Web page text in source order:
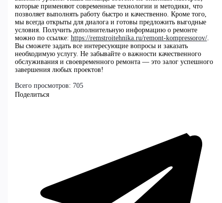
которые применяют современные технологии и методики, что
позволяет выполнять работу быстро и качественно. Кроме того,
мы всегда открыты для диалога и готовы предложить выгодные
условия. Получить дополнительную информацию о ремонте
можно по ссылке: https://remstroitehnika.ru/remont-kompressorov/.
Вы сможете задать все интересующие вопросы и заказать
необходимую услугу. Не забывайте о важности качественного
обслуживания и своевременного ремонта — это залог успешного
завершения любых проектов!
Всего просмотров: 705
Поделиться